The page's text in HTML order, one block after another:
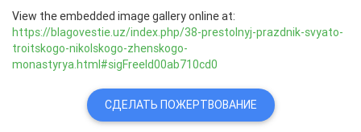
View the embedded image gallery online at:
https://blagovestie.uz/index.php/38-prestolnyj-prazdnik-svyato-
troitskogo-nikolskogo-zhenskogo-
monastyrya.html#sigFreeId00ab710cd0
СДЕЛАТЬ ПОЖЕРТВОВАНИЕ